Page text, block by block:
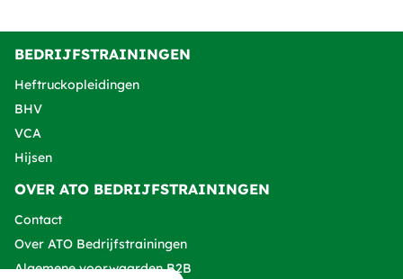
BEDRIJFSTRAININGEN
Heftruckopleidingen
BHV
VCA
Hijsen
OVER ATO BEDRIJFSTRAININGEN
Contact
Over ATO Bedrijfstrainingen
Algemene voorwaarden B2B